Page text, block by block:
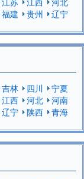
福建 贵州
辽宁
吉林 四川
宁夏
江西 河北
河南
辽宁 陕西
青海